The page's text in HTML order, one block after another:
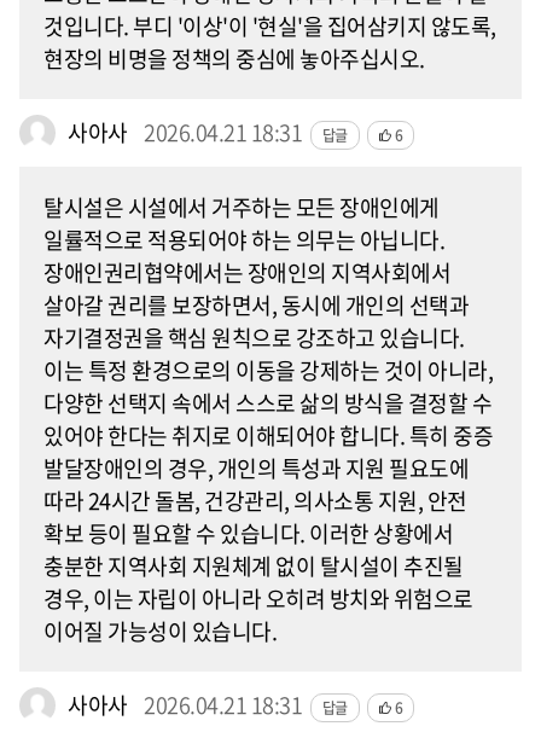
것입니다. 부디 '이상'이 '현실'을 집어삼키지 않도록,
현장의 비명을 정책의 중심에 놓아주십시오.
사아사 2026.04.21 18:31 답글 6
탈시설은 시설에서 거주하는 모든 장애인에게
일률적으로 적용되어야 하는 의무는 아닙니다.
장애인권리협약에서는 장애인의 지역사회에서
살아갈 권리를 보장하면서, 동시에 개인의 선택과
자기결정권을 핵심 원칙으로 강조하고 있습니다.
이는 특정 환경으로의 이동을 강제하는 것이 아니라,
다양한 선택지 속에서 스스로 삶의 방식을 결정할 수
있어야 한다는 취지로 이해되어야 합니다. 특히 중증
발달장애인의 경우, 개인의 특성과 지원 필요도에
따라 24시간 돌봄, 건강관리, 의사소통 지원, 안전
확보 등이 필요할 수 있습니다. 이러한 상황에서
충분한 지역사회 지원체계 없이 탈시설이 추진될
경우, 이는 자립이 아니라 오히려 방치와 위험으로
이어질 가능성이 있습니다.
사아사 2026.04.21 18:31 답글 6